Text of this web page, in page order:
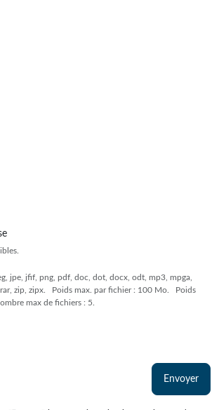
jpe, jfif, png, pdf, doc, dot, docx, odt, mp3, mpga,
zip, zipx. Poids max. par fichier : 100 Mo. Poids
max de fichiers : 5.
Envoyer